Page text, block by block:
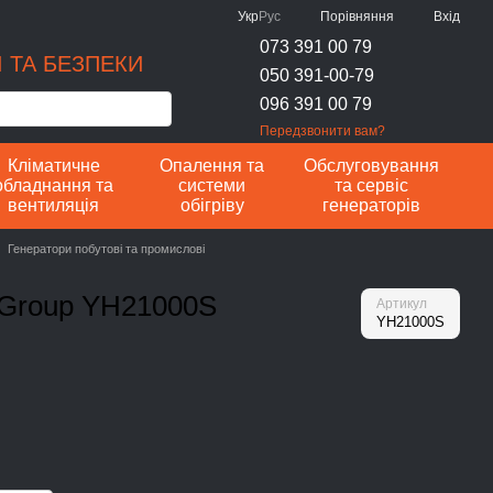
УкрРус Порівняння Вхід
БЕЗПЕКИ
073 391 00 79
050 391-00-79
096 391 00 79
Передзвонити вам?
Кліматичне
та
вентиляція
Опалення та
системи
обігріву
Обслуговування
та сервіс
генераторів
Генератори побутові та промислові
YH21000S Артикул
YH21000S